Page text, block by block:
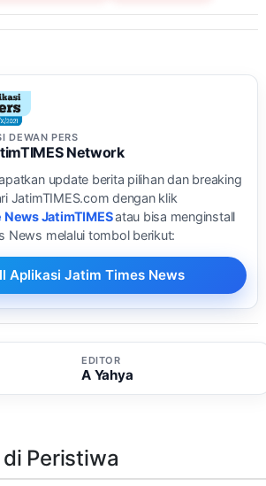
DEWAN PERS
Network
update berita pilihan dan breaking
JatimTIMES.com dengan klik
News JatimTIMESatau bisa menginstall
News melalui tombol berikut:
Aplikasi Jatim Times News
EDITOR
A Yahya
Peristiwa